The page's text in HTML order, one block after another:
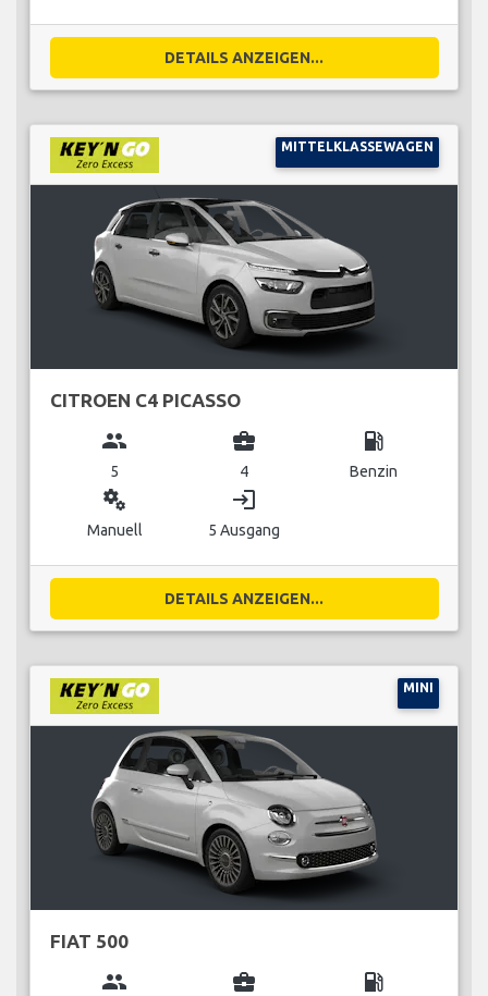
DETAILS ANZEIGEN...
MITTELKLASSEWAGEN
CITROEN C4 PICASSO
group
5
business_center
4
local_gas_station
Benzin
miscellaneous_services
Manuell
login
5 Ausgang
DETAILS ANZEIGEN...
MINI
FIAT 500
group business_center local_gas_station